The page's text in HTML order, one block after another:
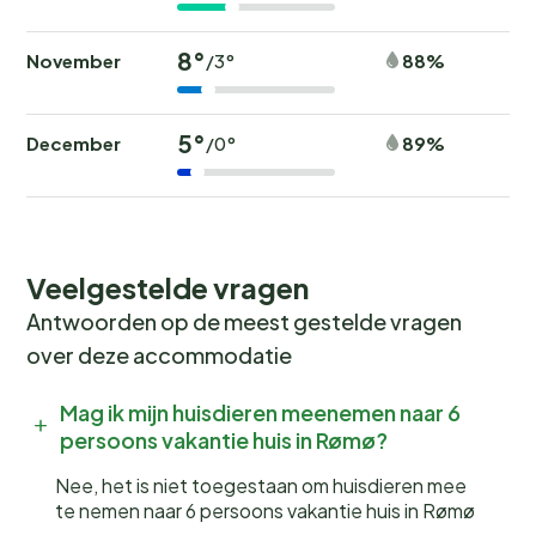
November 8°/3° 88%
December 5°/0° 89%
Veelgestelde vragen
Antwoorden op de meest gestelde vragen
over deze accommodatie
Mag ik mijn huisdieren meenemen naar 6
persoons vakantie huis in Rømø?
Nee, het is niet toegestaan om huisdieren mee
te nemen naar 6 persoons vakantie huis in Rømø